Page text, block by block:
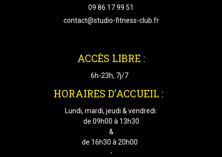
09 86 17 99 51
contact@studio-fitness-club.fr
ACCÈS LIBRE :
6h-23h, 7j/7
HORAIRES D’ACCUEIL :
Lundi, mardi, jeudi & vendredi:
de 09h00 à 13h30
&
de 16h30 à 20h00
-